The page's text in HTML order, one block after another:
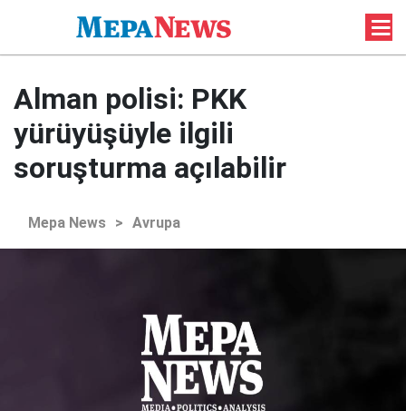
Alman polisi: PKK
yürüyüşüyle ilgili
soruşturma açılabilir
Mepa News > Avrupa